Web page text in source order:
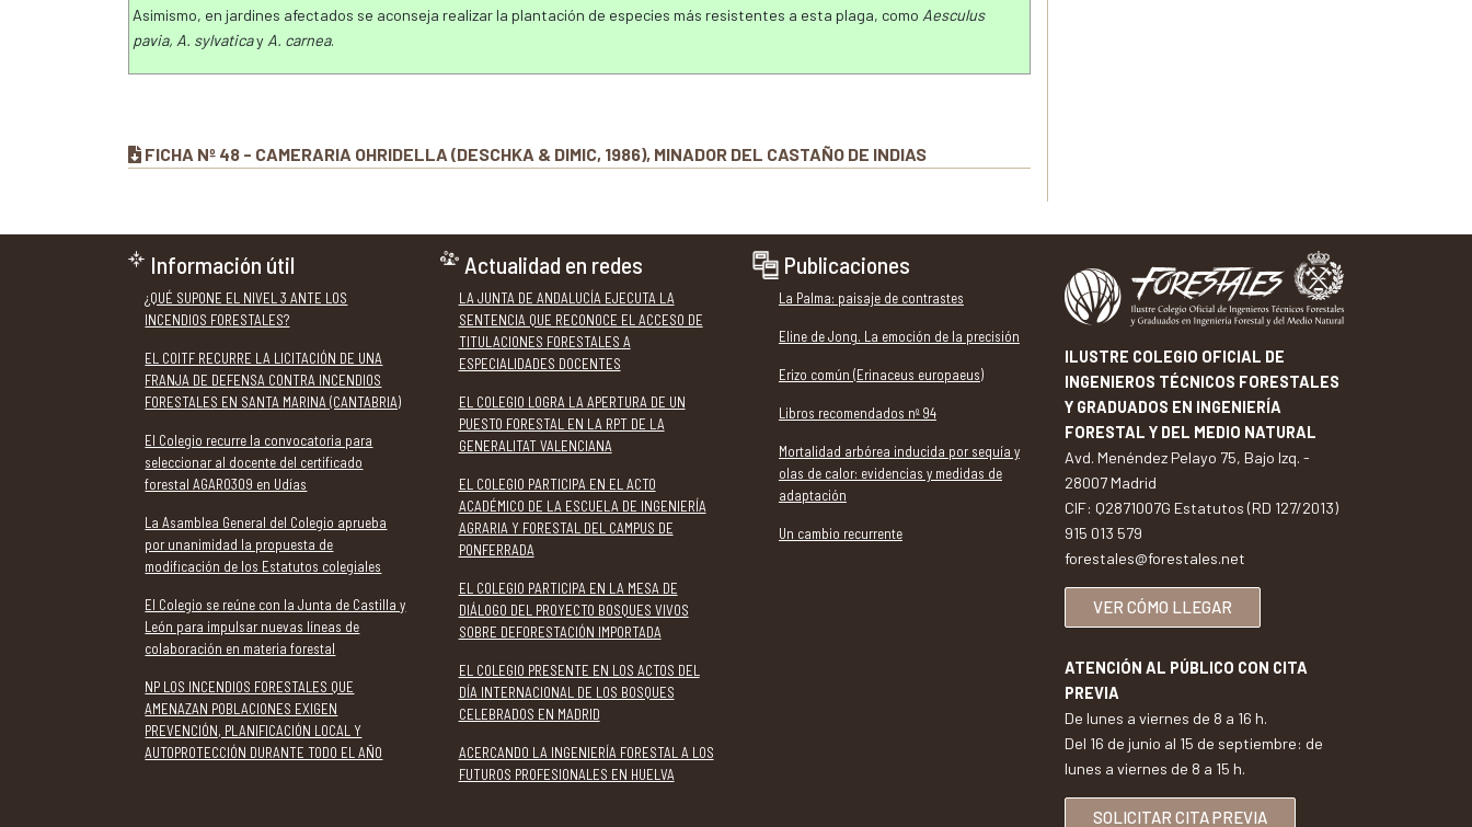
Asimismo, en jardines afectados se aconseja realizar la plantación de especies más resistentes a esta plaga, como Aesculus
pavia, A. sylvaticay A. carnea.
FICHA Nº 48 - CAMERARIA OHRIDELLA (DESCHKA & DIMIC, 1986), MINADOR DEL CASTAÑO DE INDIAS
Información útil
¿QUÉ SUPONE EL NIVEL 3 ANTE LOS
INCENDIOS FORESTALES?
EL COITF RECURRE LA LICITACIÓN DE UNA
FRANJA DE DEFENSA CONTRA INCENDIOS
FORESTALES EN SANTA MARINA (CANTABRIA)
El Colegio recurre la convocatoria para
seleccionar al docente del certificado
forestal AGAR0309 en Udías
La Asamblea General del Colegio aprueba
por unanimidad la propuesta de
modificación de los Estatutos colegiales
El Colegio se reúne con la Junta de Castilla y
León para impulsar nuevas líneas de
colaboración en materia forestal
NP LOS INCENDIOS FORESTALES QUE
AMENAZAN POBLACIONES EXIGEN
PREVENCIÓN, PLANIFICACIÓN LOCAL Y
AUTOPROTECCIÓN DURANTE TODO EL AÑO
Actualidad en redes
LA JUNTA DE ANDALUCÍA EJECUTA LA
SENTENCIA QUE RECONOCE EL ACCESO DE
TITULACIONES FORESTALES A
ESPECIALIDADES DOCENTES
EL COLEGIO LOGRA LA APERTURA DE UN
PUESTO FORESTAL EN LA RPT DE LA
GENERALITAT VALENCIANA
EL COLEGIO PARTICIPA EN EL ACTO
ACADÉMICO DE LA ESCUELA DE INGENIERÍA
AGRARIA Y FORESTAL DEL CAMPUS DE
PONFERRADA
EL COLEGIO PARTICIPA EN LA MESA DE
DIÁLOGO DEL PROYECTO BOSQUES VIVOS
SOBRE DEFORESTACIÓN IMPORTADA
EL COLEGIO PRESENTE EN LOS ACTOS DEL
DÍA INTERNACIONAL DE LOS BOSQUES
CELEBRADOS EN MADRID
ACERCANDO LA INGENIERÍA FORESTAL A LOS
FUTUROS PROFESIONALES EN HUELVA
Publicaciones
La Palma: paisaje de contrastes
Eline de Jong. La emoción de la precisión
Erizo común (Erinaceus europaeus)
Libros recomendados nº 94
Mortalidad arbórea inducida por sequía y
olas de calor: evidencias y medidas de
adaptación
Un cambio recurrente
ILUSTRE COLEGIO OFICIAL DE
INGENIEROS TÉCNICOS FORESTALES
Y GRADUADOS EN INGENIERÍA
FORESTAL Y DEL MEDIO NATURAL
Avd. Menéndez Pelayo 75, Bajo Izq. -
28007 Madrid
CIF: Q2871007G Estatutos (RD 127/2013)
915 013 579
forestales@forestales.net
VER CÓMO LLEGAR
ATENCIÓN AL PÚBLICO CON CITA
PREVIA
De lunes a viernes de 8 a 16 h.
Del 16 de junio al 15 de septiembre: de
lunes a viernes de 8 a 15 h.
SOLICITAR CITA PREVIA